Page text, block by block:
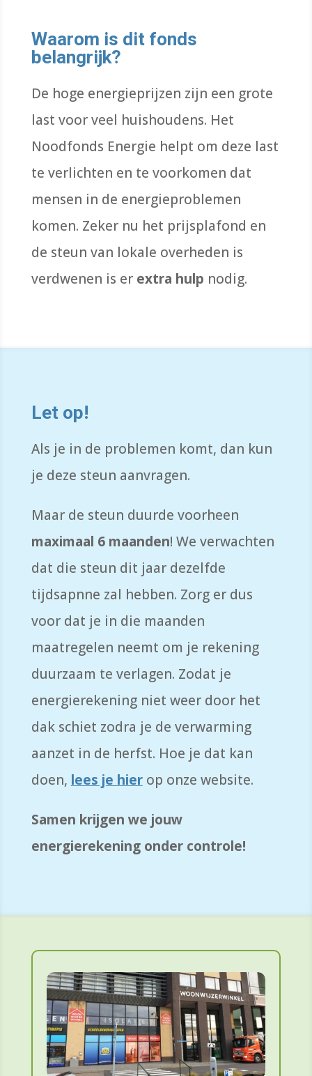
Waarom is dit fonds
belangrijk?
De hoge energieprijzen zijn een grote
last voor veel huishoudens. Het
Noodfonds Energie helpt om deze last
te verlichten en te voorkomen dat
mensen in de energieproblemen
komen. Zeker nu het prijsplafond en
de steun van lokale overheden is
verdwenen is er extra hulp nodig.
Let op!
Als je in de problemen komt, dan kun
je deze steun aanvragen.
Maar de steun duurde voorheen
maximaal 6 maanden! We verwachten
dat die steun dit jaar dezelfde
tijdsapnne zal hebben. Zorg er dus
voor dat je in die maanden
maatregelen neemt om je rekening
duurzaam te verlagen. Zodat je
energierekening niet weer door het
dak schiet zodra je de verwarming
aanzet in de herfst. Hoe je dat kan
doen, lees je hierop onze website.
Samen krijgen we jouw
energierekening onder controle!